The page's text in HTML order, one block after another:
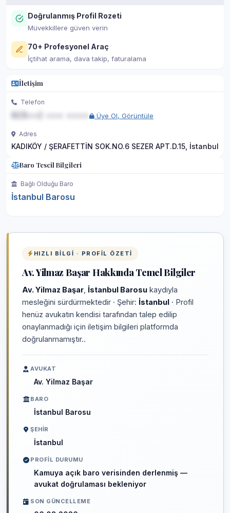
Doğrulanmış Profil Rozeti
Müvekkillere güven verin
70+ Profesyonel Araç
İçtihat arama, dava takip, faturalama
İletişim
Telefon
Üye Ol, Görüntüle
Adres
KADIKÖY / ŞERAFETTİN SOK.NO.6 SEZER APT.D.15, İstanbul
Baro Tescil Bilgileri
Bağlı Olduğu Baro
İstanbul Barosu
HIZLI BILGI · PROFIL ÖZETI
Av. Yilmaz Başar Hakkında Temel Bilgiler
Av. Yilmaz Başar İstanbul Barosu kaydıyla
mesleğini sürdürmektedir · Şehir: İstanbul · Profil
henüz avukatın kendisi tarafından talep edilip
onaylanmadığı için iletişim bilgileri platformda
doğrulanmamıştır..
AVUKAT
Av. Yilmaz Başar
BARO
İstanbul Barosu
ŞEHIR
İstanbul
PROFIL DURUMU
Kamuya açık baro verisinden derlenmiş —
avukat doğrulaması bekleniyor
SON GÜNCELLEME